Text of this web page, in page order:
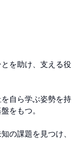
を助け、支える役
自ら学ぶ姿勢を持
をもつ。
の課題を見つけ、